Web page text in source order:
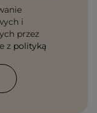
i
przez
z polityką